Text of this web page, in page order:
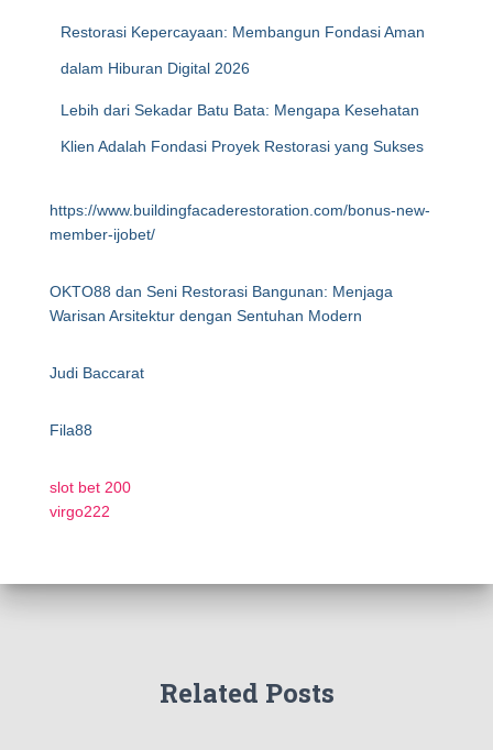
Restorasi Kepercayaan: Membangun Fondasi Aman
dalam Hiburan Digital 2026
Lebih dari Sekadar Batu Bata: Mengapa Kesehatan
Klien Adalah Fondasi Proyek Restorasi yang Sukses
https://www.buildingfacaderestoration.com/bonus-new-
member-ijobet/
OKTO88 dan Seni Restorasi Bangunan: Menjaga
Warisan Arsitektur dengan Sentuhan Modern
Judi Baccarat
Fila88
slot bet 200
virgo222
Related Posts